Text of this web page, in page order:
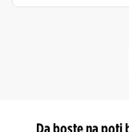
Da boste na